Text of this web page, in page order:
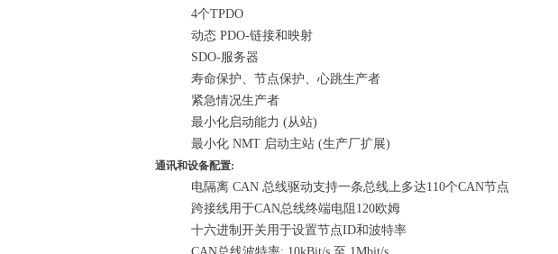
4个TPDO
动态 PDO-链接和映射
SDO-服务器
寿命保护、节点保护、心跳生产者
紧急情况生产者
最小化启动能力 (从站)
最小化 NMT 启动主站 (生产厂扩展)
通讯和设备配置:
电隔离 CAN 总线驱动支持一条总线上多达110个CAN节点
跨接线用于CAN总线终端电阻120欧姆
十六进制开关用于设置节点ID和波特率